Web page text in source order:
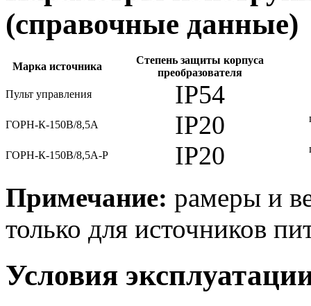
(справочные данные)
Марка источника
Степень защиты корпуса
преобразователя
Пульт управления
IP54
ГОРН-К-150В/8,5А IP20
ГОРН-К-150В/8,5А-Р IP20
Примечание: рамеры и
только для источников
Условия